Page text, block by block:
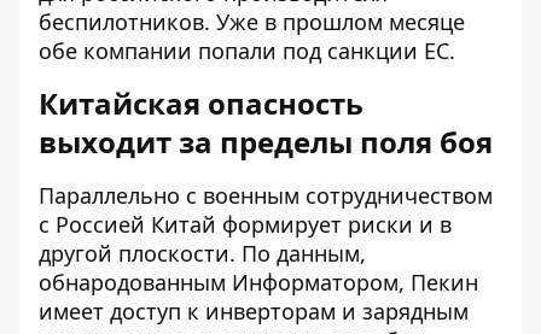
беспилотников. Уже в прошлом месяце
обе компании попали под санкции ЕС.
Китайская опасность
выходит за пределы поля боя
Параллельно с военным сотрудничеством
с Россией Китай формирует риски и в
другой плоскости. По данным,
обнародованным Информатором, Пекин
имеет доступ к инверторам и зарядным